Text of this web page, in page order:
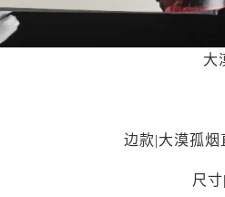
大
边款|大漠孤
尺